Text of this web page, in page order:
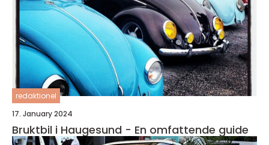
redaktionel
17. January 2024
Bruktbil i Haugesund - En omfattende guide